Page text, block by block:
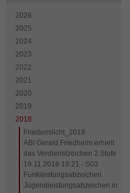
2026
2025
2024
2023
2022
2021
2020
2019
2018
Friedenslicht_2018
ABI Gerald Friedheim erhielt
das Verdienstzeichen 2.Stufe
19.11.2018 18:21 - S03
Funkleistungsabzeichen
Jugendleistungsabzeichen in